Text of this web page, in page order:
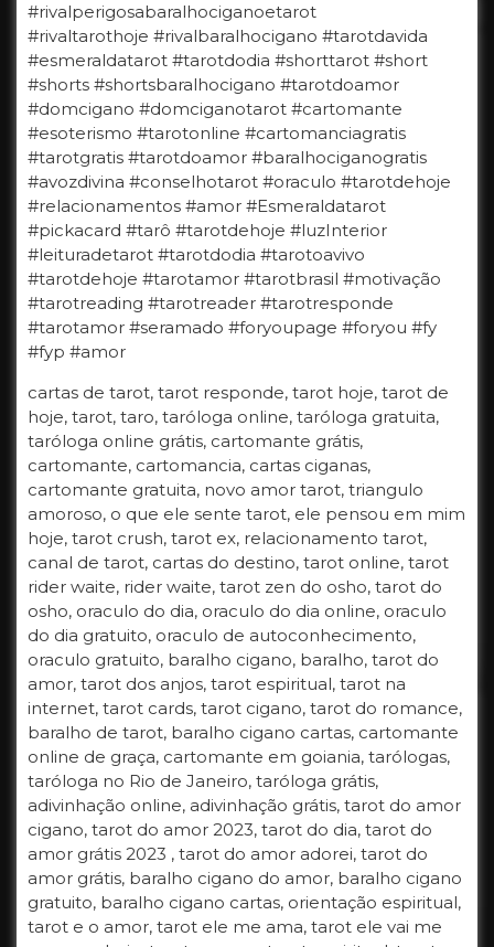
#rivalperigosabaralhociganoetarot
#rivaltarothoje #rivalbaralhocigano #tarotdavida
#esmeraldatarot #tarotdodia #shorttarot #short
#shorts #shortsbaralhocigano #tarotdoamor
#domcigano #domciganotarot #cartomante
#esoterismo #tarotonline #cartomanciagratis
#tarotgratis #tarotdoamor #baralhociganogratis
#avozdivina #conselhotarot #oraculo #tarotdehoje
#relacionamentos #amor #Esmeraldatarot
#pickacard #tarô #tarotdehoje #luzInterior
#leituradetarot #tarotdodia #tarotoavivo
#tarotdehoje #tarotamor #tarotbrasil #motivação
#tarotreading #tarotreader #tarotresponde
#tarotamor #seramado #foryoupage #foryou #fy
#fyp #amor
cartas de tarot, tarot responde, tarot hoje, tarot de
hoje, tarot, taro, taróloga online, taróloga gratuita,
taróloga online grátis, cartomante grátis,
cartomante, cartomancia, cartas ciganas,
cartomante gratuita, novo amor tarot, triangulo
amoroso, o que ele sente tarot, ele pensou em mim
hoje, tarot crush, tarot ex, relacionamento tarot,
canal de tarot, cartas do destino, tarot online, tarot
rider waite, rider waite, tarot zen do osho, tarot do
osho, oraculo do dia, oraculo do dia online, oraculo
do dia gratuito, oraculo de autoconhecimento,
oraculo gratuito, baralho cigano, baralho, tarot do
amor, tarot dos anjos, tarot espiritual, tarot na
internet, tarot cards, tarot cigano, tarot do romance,
baralho de tarot, baralho cigano cartas, cartomante
online de graça, cartomante em goiania, tarólogas,
taróloga no Rio de Janeiro, taróloga grátis,
adivinhação online, adivinhação grátis, tarot do amor
cigano, tarot do amor 2023, tarot do dia, tarot do
amor grátis 2023 , tarot do amor adorei, tarot do
amor grátis, baralho cigano do amor, baralho cigano
gratuito, baralho cigano cartas, orientação espiritual,
tarot e o amor, tarot ele me ama, tarot ele vai me